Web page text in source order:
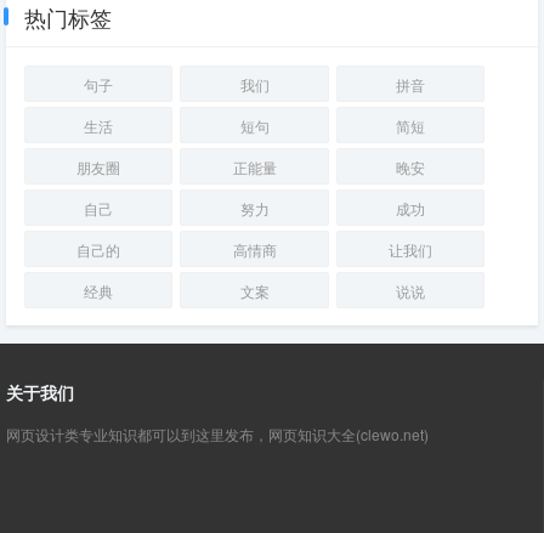
热门标签
句子 我们
拼音
生活
短句
简短
朋友圈
正能量
晚安
自己
努力
成功
自己的
高情商
让我们
经典
文案 说说
关于我们
网页设计类专业知识都可以到这里发布，网页知识大全(clewo.net)